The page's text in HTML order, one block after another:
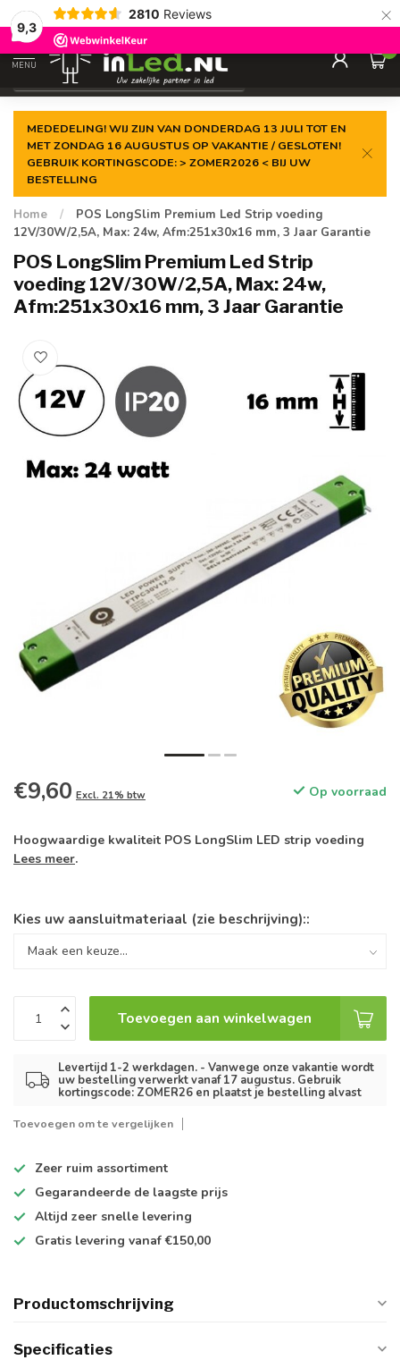
9,3
2810 Reviews ×
Gegarandeerde delaagste prijs
MENU
0
MEDEDELING! WIJ ZIJN VAN DONDERDAG 13 JULI TOT EN
MET ZONDAG 16 AUGUSTUS OP VAKANTIE / GESLOTEN!
GEBRUIK KORTINGSCODE: > ZOMER2026 < BIJ UW
BESTELLING
Home /
POS LongSlim Premium Led Strip voeding
12V/30W/2,5A, Max: 24w, Afm:251x30x16 mm, 3 Jaar Garantie
POS LongSlim Premium Led Strip
voeding 12V/30W/2,5A, Max: 24w,
Afm:251x30x16 mm, 3 Jaar Garantie
€9,60 Excl. 21% btw Op voorraad
Hoogwaardige kwaliteit POS LongSlim LED strip voeding
Lees meer.
Kies uw aansluitmateriaal (zie beschrijving)::
Toevoegen aan winkelwagen
Levertijd 1-2 werkdagen. - Vanwege onze vakantie wordt
uw bestelling verwerkt vanaf 17 augustus. Gebruik
kortingscode: ZOMER26 en plaatst je bestelling alvast
Toevoegen om te vergelijken
Zeer ruim assortiment
Gegarandeerde de laagste prijs
Altijd zeer snelle levering
Gratis levering vanaf €150,00
Productomschrijving
Specificaties